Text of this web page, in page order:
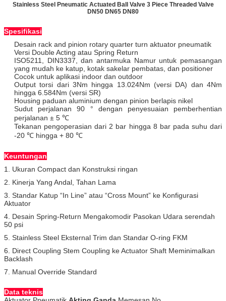
Stainless Steel Pneumatic Actuated Ball Valve 3 Piece Threaded Valve
DN50 DN65 DN80
Spesifikasi
Desain rack and pinion rotary quarter turn aktuator pneumatik
Versi Double Acting atau Spring Return
ISO5211, DIN3337, dan antarmuka Namur untuk pemasangan
yang mudah ke katup, kotak sakelar pembatas, dan positioner
Cocok untuk aplikasi indoor dan outdoor
Output torsi dari 3Nm hingga 13.024Nm (versi DA) dan 4Nm
hingga 6.584Nm (versi SR)
Housing paduan aluminium dengan pinion berlapis nikel
Sudut perjalanan 90 ° dengan penyesuaian pemberhentian
perjalanan ± 5 ℃
Tekanan pengoperasian dari 2 bar hingga 8 bar pada suhu dari
-20 ℃ hingga + 80 ℃
Keuntungan
1. Ukuran Compact dan Konstruksi ringan
2. Kinerja Yang Andal, Tahan Lama
3. Standar Katup “In Line” atau “Cross Mount” ke Konfigurasi
Aktuator
4. Desain Spring-Return Mengakomodir Pasokan Udara serendah
50 psi
5. Stainless Steel Eksternal Trim dan Standar O-ring FKM
6. Direct Coupling Stem Coupling ke Actuator Shaft Meminimalkan
Backlash
7. Manual Override Standard
Data teknis